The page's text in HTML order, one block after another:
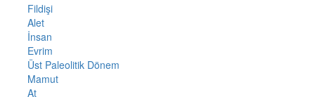
Fildişi
Alet
İnsan
Evrim
Üst Paleolitik Dönem
Mamut
At